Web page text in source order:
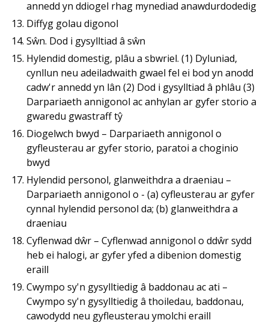
annedd yn ddiogel rhag mynediad anawdurdodedig
Diffyg golau digonol
Sŵn. Dod i gysylltiad â sŵn
Hylendid domestig, plâu a sbwriel. (1) Dyluniad,
cynllun neu adeiladwaith gwael fel ei bod yn anodd
cadw'r annedd yn lân (2) Dod i gysylltiad â phlâu (3)
Darpariaeth annigonol ac anhylan ar gyfer storio a
gwaredu gwastraff tŷ
Diogelwch bwyd – Darpariaeth annigonol o
gyfleusterau ar gyfer storio, paratoi a choginio
bwyd
Hylendid personol, glanweithdra a draeniau –
Darpariaeth annigonol o - (a) cyfleusterau ar gyfer
cynnal hylendid personol da; (b) glanweithdra a
draeniau
Cyflenwad dŵr – Cyflenwad annigonol o ddŵr sydd
heb ei halogi, ar gyfer yfed a dibenion domestig
eraill
Cwympo sy'n gysylltiedig â baddonau ac ati –
Cwympo sy'n gysylltiedig â thoiledau, baddonau,
cawodydd neu gyfleusterau ymolchi eraill